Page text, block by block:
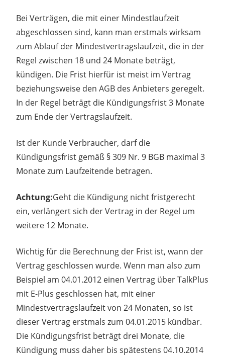
Bei Verträgen, die mit einer Mindestlaufzeit
abgeschlossen sind, kann man erstmals wirksam
zum Ablauf der Mindestvertragslaufzeit, die in der
Regel zwischen 18 und 24 Monate beträgt,
kündigen. Die Frist hierfür ist meist im Vertrag
beziehungsweise den AGB des Anbieters geregelt.
In der Regel beträgt die Kündigungsfrist 3 Monate
zum Ende der Vertragslaufzeit.
Ist der Kunde Verbraucher, darf die
Kündigungsfrist gemäß § 309 Nr. 9 BGB maximal 3
Monate zum Laufzeitende betragen.
Achtung:Geht die Kündigung nicht fristgerecht
ein, verlängert sich der Vertrag in der Regel um
weitere 12 Monate.
Wichtig für die Berechnung der Frist ist, wann der
Vertrag geschlossen wurde. Wenn man also zum
Beispiel am 04.01.2012 einen Vertrag über TalkPlus
mit E-Plus geschlossen hat, mit einer
Mindestvertragslaufzeit von 24 Monaten, so ist
dieser Vertrag erstmals zum 04.01.2015 kündbar.
Die Kündigungsfrist beträgt drei Monate, die
Kündigung muss daher bis spätestens 04.10.2014